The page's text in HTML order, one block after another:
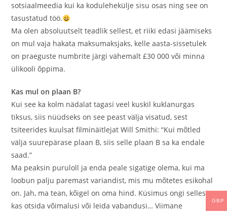
sotsiaalmeedia kui ka kodulehekülje sisu osas ning see on
tasustatud töö.
Ma olen absoluutselt teadlik sellest, et riiki edasi jäämiseks
on mul vaja hakata maksumaksjaks, kelle aasta-sissetulek
on praeguste numbrite järgi vähemalt £30 000 või minna
ülikooli õppima.
Kas mul on plaan B?
Kui see ka kolm nädalat tagasi veel kuskil kuklanurgas
tiksus, siis nüüdseks on see peast välja visatud, sest
tsiteerides kuulsat filminäitlejat Will Smithi: “Kui mõtled
välja suurepärase plaan B, siis selle plaan B sa ka endale
saad.”
Ma peaksin puruloll ja enda peale sigatige olema, kui ma
loobun palju paremast variandist, mis mu mõtetes esikohal
on. Jah, ma tean, kõigel on oma hind. Küsimus ongi selles,
kas otsida võimalusi või leida vabandusi… Viimane
GBP